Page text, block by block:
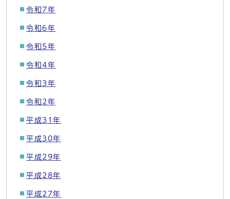
令和7年
令和6年
令和5年
令和4年
令和3年
令和2年
平成31年
平成30年
平成29年
平成28年
平成27年